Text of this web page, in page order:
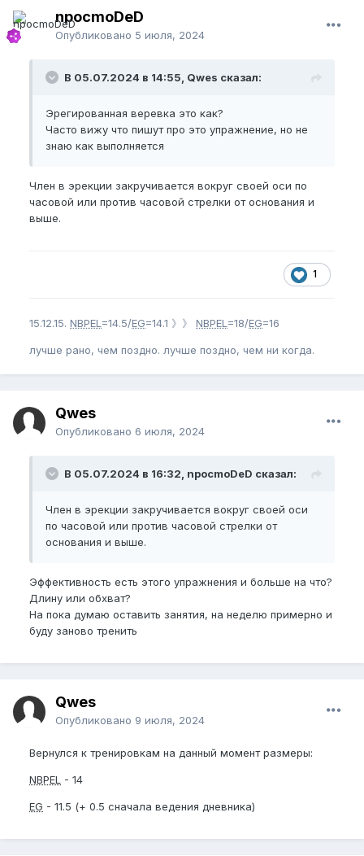
npocmoDeD
Опубликовано 5 июля, 2024
В 05.07.2024 в 14:55, Qwes сказал:
Эрегированная веревка это как?
Часто вижу что пишут про это упражнение, но не
знаю как выполняется
Член в эрекции закручивается вокруг своей оси по
часовой или против часовой стрелки от основания и
выше.
1
15.12.15. NBPEL =14.5/EG=14.1 》》 NBPEL =18/EG=16
лучше рано, чем поздно. лучше поздно, чем ни когда.
Qwes
Опубликовано 6 июля, 2024
В 05.07.2024 в 16:32, npocmoDeD сказал:
Член в эрекции закручивается вокруг своей оси
по часовой или против часовой стрелки от
основания и выше.
Эффективность есть этого упражнения и больше на что?
Длину или обхват?
На пока думаю оставить занятия, на неделю примерно и
буду заново тренить
Qwes
Опубликовано 9 июля, 2024
Вернулся к тренировкам на данный момент размеры:
NBPEL - 14
EG - 11.5 (+ 0.5 сначала ведения дневника)